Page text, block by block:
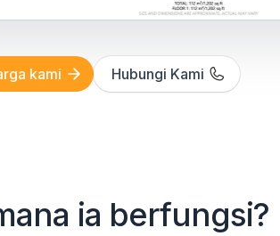
kami Hubungi Kami
ia berfungsi?